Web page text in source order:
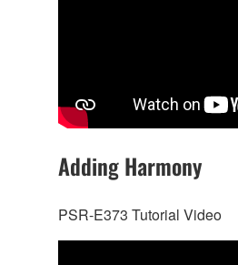
Adding Harmony
PSR-E373 Tutorial Video